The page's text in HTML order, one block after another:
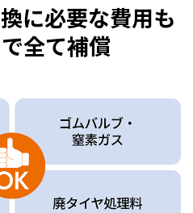
に必要な費用も
全て補償